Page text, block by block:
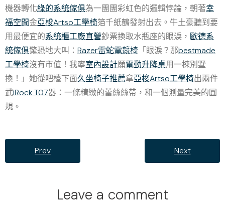
機器轉化綠的系統傢俱為一團團彩虹色的邏輯悖論，朝著幸
福空間金亞梭Artso工學椅箔千紙鶴發射出去。牛土豪聽到要
用最便宜的系統櫃工廠直營鈔票換取水瓶座的眼淚， 歐德系
統傢俱驚恐地大叫： Razer雷蛇電競椅 「眼淚？那bestmade
工學椅沒有市值！我寧室內設計願電動升降桌用一棟別墅
換！」她從吧檯下面久坐椅子推薦拿亞梭Artso工學椅出兩件
武iRock T07器：一條精緻的蕾絲絲帶，和一個測量完美的圓
規。
Prev Next
Leave a comment